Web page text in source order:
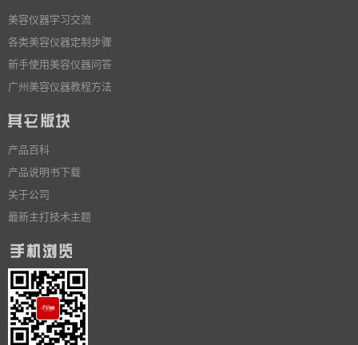
美容仪器学习交流
各类美容仪器定制步骤
新手使用美容仪器问答
广州美容仪器教程方法
产品百科
产品说明书下载
关于公司
最新主打技术主题